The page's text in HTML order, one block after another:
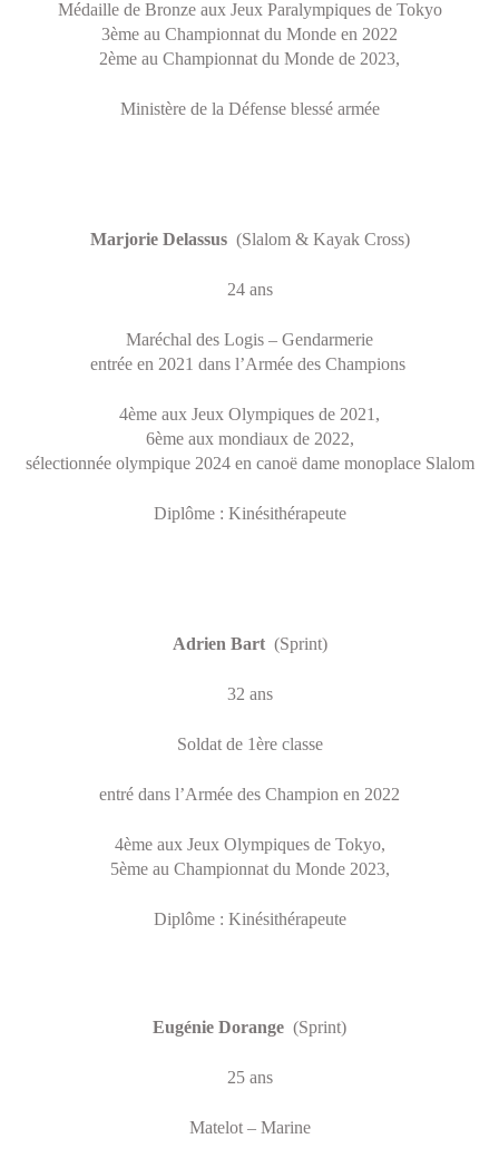
Médaille de Bronze aux Jeux Paralympiques de Tokyo
3ème au Championnat du Monde en 2022
2ème au Championnat du Monde de 2023,
Ministère de la Défense blessé armée
Marjorie Delassus (Slalom & Kayak Cross)
24 ans
Maréchal des Logis – Gendarmerie
entrée en 2021 dans l’Armée des Champions
4ème aux Jeux Olympiques de 2021,
6ème aux mondiaux de 2022,
sélectionnée olympique 2024 en canoë dame monoplace Slalom
Diplôme : Kinésithérapeute
Adrien Bart (Sprint)
32 ans
Soldat de 1ère classe
entré dans l’Armée des Champion en 2022
4ème aux Jeux Olympiques de Tokyo,
5ème au Championnat du Monde 2023,
Diplôme : Kinésithérapeute
Eugénie Dorange (Sprint)
25 ans
Matelot – Marine